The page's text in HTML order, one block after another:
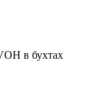
в бухтах